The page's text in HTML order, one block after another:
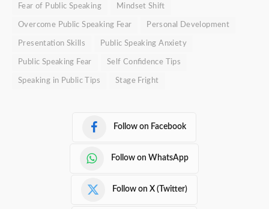
Fear of Public Speaking Mindset Shift
Overcome Public Speaking Fear Personal Development
Presentation Skills Public Speaking Anxiety
Public Speaking Fear Self Confidence Tips
Speaking in Public Tips Stage Fright
Follow on Facebook
Follow on WhatsApp
Follow on X (Twitter)